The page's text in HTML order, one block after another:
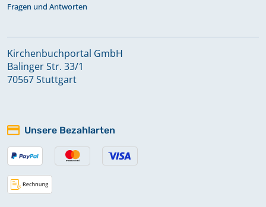
Fragen und Antworten
Kirchenbuchportal GmbH
Balinger Str. 33/1
70567 Stuttgart
Unsere Bezahlarten